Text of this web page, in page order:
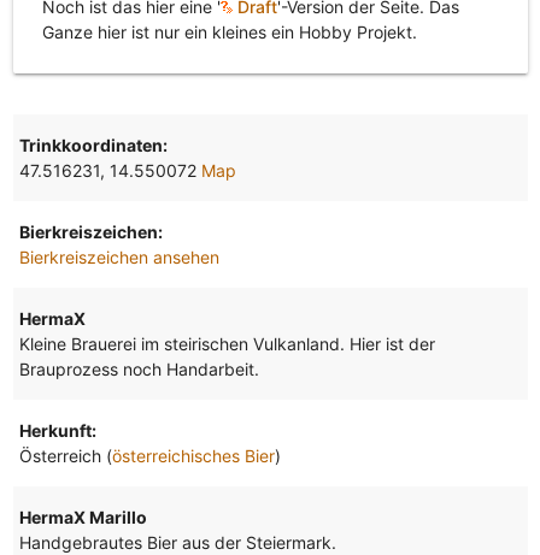
Noch ist das hier eine ' Draft'-Version der Seite. Das
Ganze hier ist nur ein kleines ein Hobby Projekt.
Trinkkoordinaten:
47.516231, 14.550072 Map
Bierkreiszeichen:
Bierkreiszeichen ansehen
HermaX
Kleine Brauerei im steirischen Vulkanland. Hier ist der
Brauprozess noch Handarbeit.
Herkunft:
Österreich (österreichisches Bier)
HermaX Marillo
Handgebrautes Bier aus der Steiermark.